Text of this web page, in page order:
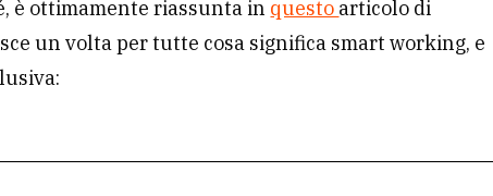
è ottimamente riassunta in questo articolo di
un volta per tutte cosa significa smart working, e